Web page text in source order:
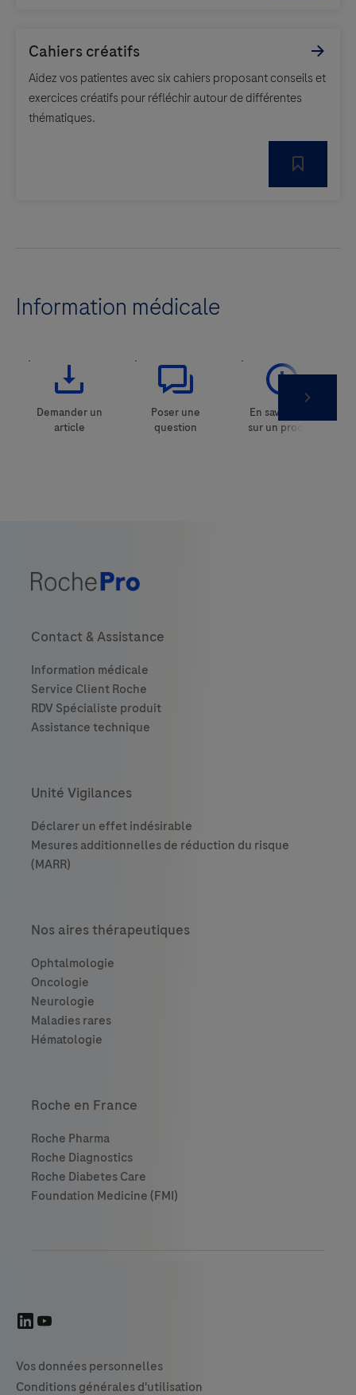
Aidez vos patientes avec six cahiers proposant conseils et
exercices créatifs pour réfléchir autour de différentes
thématiques.
Information médicale
Contact & Assistance
Unité Vigilances
Nos aires thérapeutiques
Roche en France